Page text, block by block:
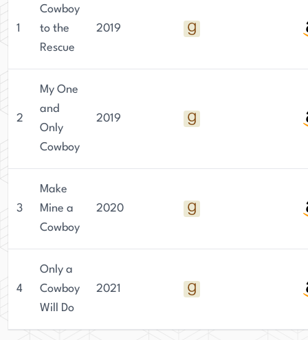
1
Cowboy
to the
Rescue
2019
2
My One
and
Only
Cowboy
2019
3
Make
Mine a
Cowboy
2020
4
Only a
Cowboy
Will Do
2021